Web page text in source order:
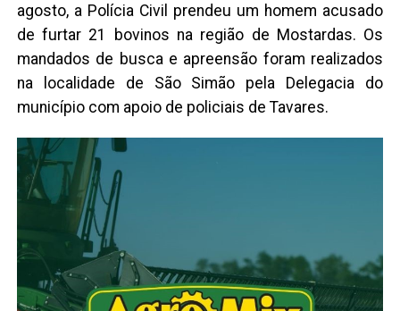
agosto, a Polícia Civil prendeu um homem acusado
de furtar 21 bovinos na região de Mostardas. Os
mandados de busca e apreensão foram realizados
na localidade de São Simão pela Delegacia do
município com apoio de policiais de Tavares.